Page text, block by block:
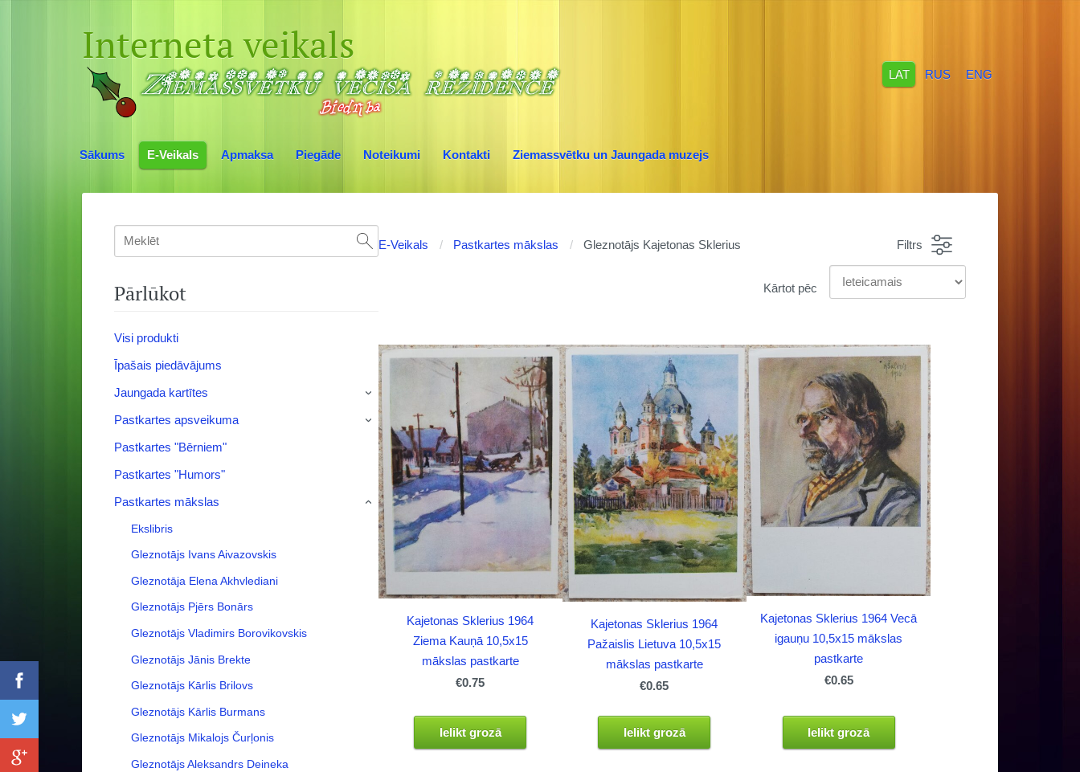
Interneta veikals
Sākums E-Veikals Apmaksa Piegāde Noteikumi Kontakti Ziemassvētku un Jaungada muzejs
LAT RUS ENG
Pārlūkot
Visi produkti
Īpašais piedāvājums
Jaungada kartītes
›
Pastkartes apsveikuma ›
Pastkartes "Bērniem"
Pastkartes "Humors"
Pastkartes mākslas
Ekslibris
Gleznotājs Ivans Aivazovskis
Gleznotāja Elena Akhvlediani
Gleznotājs Pjērs Bonārs
Gleznotājs Vladimirs Borovikovskis
Gleznotājs Jānis Brekte
Gleznotājs Kārlis Brilovs
Gleznotājs Kārlis Burmans
Gleznotājs Mikalojs Čurļonis
Gleznotājs Aleksandrs Deineka
›
E-Veikals Pastkartes mākslas Gleznotājs Kajetonas Sklerius Filtrs
Kārtot pēc
Kajetonas Sklerius 1964
Ziema Kauņā 10,5x15
mākslas pastkarte
€0.75
Ielikt grozā
Kajetonas Sklerius 1964
Pažaislis Lietuva 10,5x15
mākslas pastkarte
€0.65
Ielikt grozā
Kajetonas Sklerius 1964 Vecā
igauņu 10,5x15 mākslas
pastkarte
€0.65
Ielikt grozā